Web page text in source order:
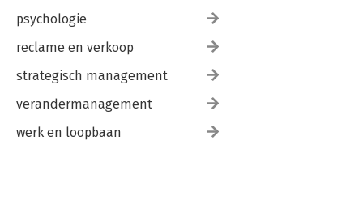
psychologie
reclame en verkoop
strategisch management
verandermanagement
werk en loopbaan